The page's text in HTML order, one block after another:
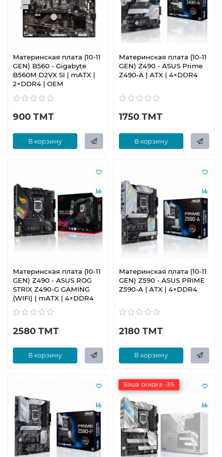
Материнская плата (10-11
GEN) B560 - Gigabyte
B560M D2VX SI | mATX |
2×DDR4 | OEM
900 ТМТ
В корзину
Материнская плата (10-11
GEN) Z490 - ASUS Prime
Z490-A | ATX | 4×DDR4
1750 ТМТ
В корзину
Материнская плата (10-11
GEN) Z490 - ASUS ROG
STRIX Z490-G GAMING
(WIFI) | mATX | 4×DDR4
2580 ТМТ
В корзину
Материнская плата (10-11
GEN) Z590 - ASUS PRIME
Z590-A | ATX | 4×DDR4
2180 ТМТ
В корзину
Ваша скидка: -3%